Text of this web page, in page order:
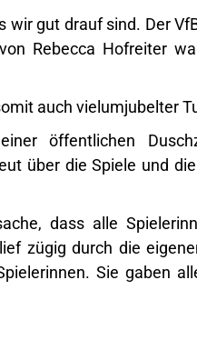
gut drauf sind. Der
Rebecca Hofreiter
auch vielumjubelter
öffentlichen
über die Spiele und
dass alle
zügig durch die
Sie gaben